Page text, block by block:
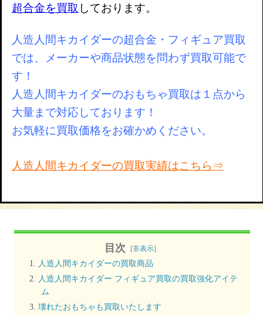
超合金を買取 しております。
人造人間キカイダーの超合金・フィギュア買取
では、メーカーや商品状態を問わず買取可能で
す！
人造人間キカイダーのおもちゃ買取は１点から
大量まで対応しております！
お気軽に買取価格をお確かめください。
人造人間キカイダーの買取実績はこちら⇒
目次 [非表示]
人造人間キカイダーの買取商品
人造人間キカイダー フィギュア買取の買取強化アイテ
ム
壊れたおもちゃも買取いたします